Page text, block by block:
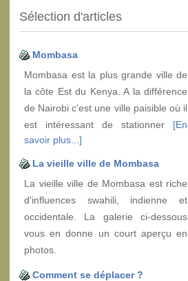
Sélection d'articles
Mombasa
Mombasa est la plus grande ville de
la côte Est du Kenya. A la différence
de Nairobi c'est une ville paisible où il
est intéressant de stationner [En
savoir plus...]
La vieille ville de Mombasa
La vieille ville de Mombasa est riche
d'influences swahili, indienne et
occidentale. La galerie ci-dessous
vous en donne un court aperçu en
photos.
Comment se déplacer ?